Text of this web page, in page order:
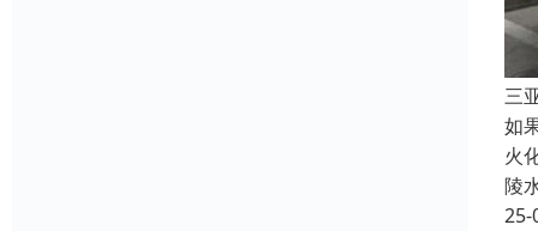
三
如
火
陵
25-